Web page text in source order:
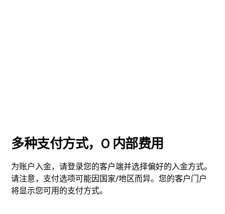
多种支付方式，0 内部费用
为账户入金，请登录您的客户端并选择偏好的入金方式。
请注意，支付选项可能因国家/地区而异。您的客户门户
将显示您可用的支付方式。